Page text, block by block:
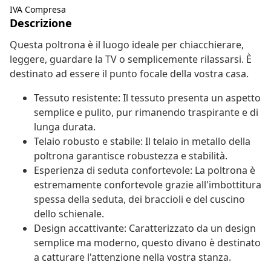
IVA Compresa
Descrizione
Questa poltrona è il luogo ideale per chiacchierare,
leggere, guardare la TV o semplicemente rilassarsi. È
destinato ad essere il punto focale della vostra casa.
Tessuto resistente: Il tessuto presenta un aspetto
semplice e pulito, pur rimanendo traspirante e di
lunga durata.
Telaio robusto e stabile: Il telaio in metallo della
poltrona garantisce robustezza e stabilità.
Esperienza di seduta confortevole: La poltrona è
estremamente confortevole grazie all'imbottitura
spessa della seduta, dei braccioli e del cuscino
dello schienale.
Design accattivante: Caratterizzato da un design
semplice ma moderno, questo divano è destinato
a catturare l'attenzione nella vostra stanza.